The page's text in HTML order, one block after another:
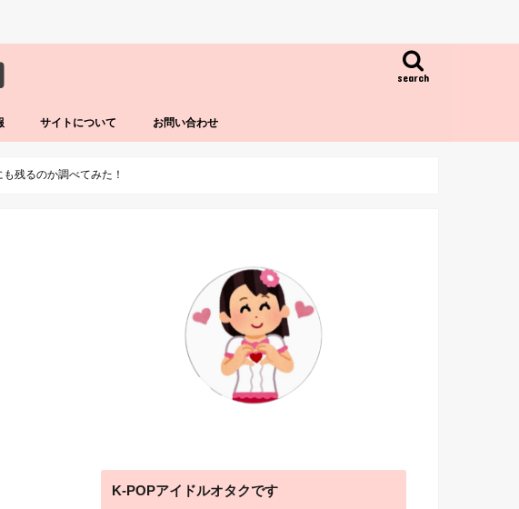
search
サイトについて お問い合わせ
残るのか調べてみた！
K-POPアイドルオタクです